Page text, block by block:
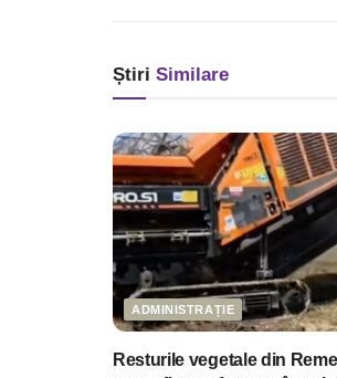
Știri Similare
ADMINISTRAȚIE
Resturile vegetale din